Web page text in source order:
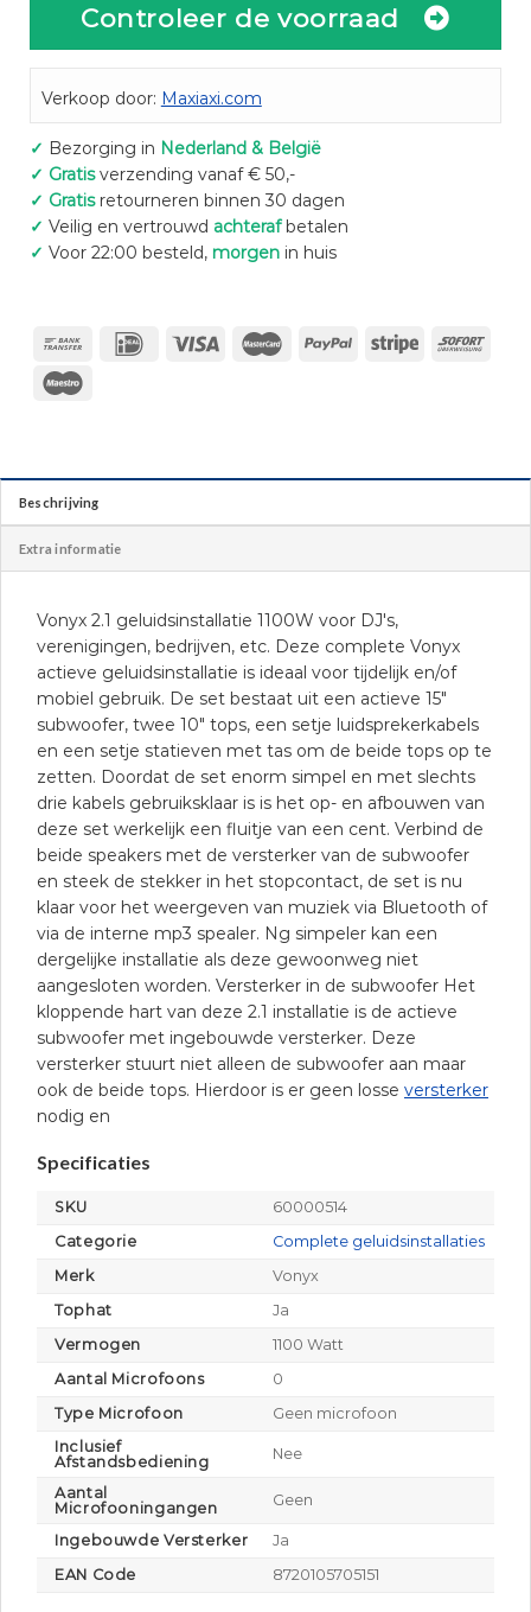
Controleer de voorraad
Verkoop door: Maxiaxi.com
✓ Bezorging in Nederland & België
✓ Gratisverzending vanaf € 50,-
✓ Gratisretourneren binnen 30 dagen
✓ Veilig en vertrouwd achterafbetalen
✓ Voor 22:00 besteld, morgenin huis
Beschrijving
Extra informatie
Vonyx 2.1 geluidsinstallatie 1100W voor DJ's,
verenigingen, bedrijven, etc. Deze complete Vonyx
actieve geluidsinstallatie is ideaal voor tijdelijk en/of
mobiel gebruik. De set bestaat uit een actieve 15″
subwoofer, twee 10″ tops, een setje luidsprekerkabels
en een setje statieven met tas om de beide tops op te
zetten. Doordat de set enorm simpel en met slechts
drie kabels gebruiksklaar is is het op- en afbouwen van
deze set werkelijk een fluitje van een cent. Verbind de
beide speakers met de versterker van de subwoofer
en steek de stekker in het stopcontact, de set is nu
klaar voor het weergeven van muziek via Bluetooth of
via de interne mp3 spealer. Ng simpeler kan een
dergelijke installatie als deze gewoonweg niet
aangesloten worden. Versterker in de subwoofer Het
kloppende hart van deze 2.1 installatie is de actieve
subwoofer met ingebouwde versterker. Deze
versterker stuurt niet alleen de subwoofer aan maar
ook de beide tops. Hierdoor is er geen losse versterker
nodig en
Specificaties
SKU
60000514
Categorie
Complete geluidsinstallaties
Merk
Vonyx
Tophat
Ja
Vermogen
1100 Watt
Aantal Microfoons
0
Type Microfoon
Geen microfoon
Inclusief
Afstandsbediening
Nee
Aantal
Microfooningangen
Geen
Ingebouwde Versterker
Ja
EAN Code
8720105705151